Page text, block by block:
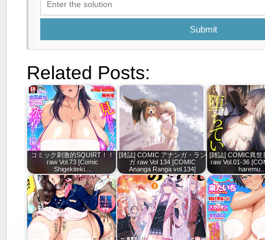
Submit
Related Posts:
コミック刺激的SQUIRT！！
raw Vol.73 [Comic
Shigekiteki…
[雑誌] COMIC アナンガ・ラン
ガ raw Vol 134 [COMIC
Ananga Ranga vol.134]
[雑誌] COMIC異世
raw Vol.01-36